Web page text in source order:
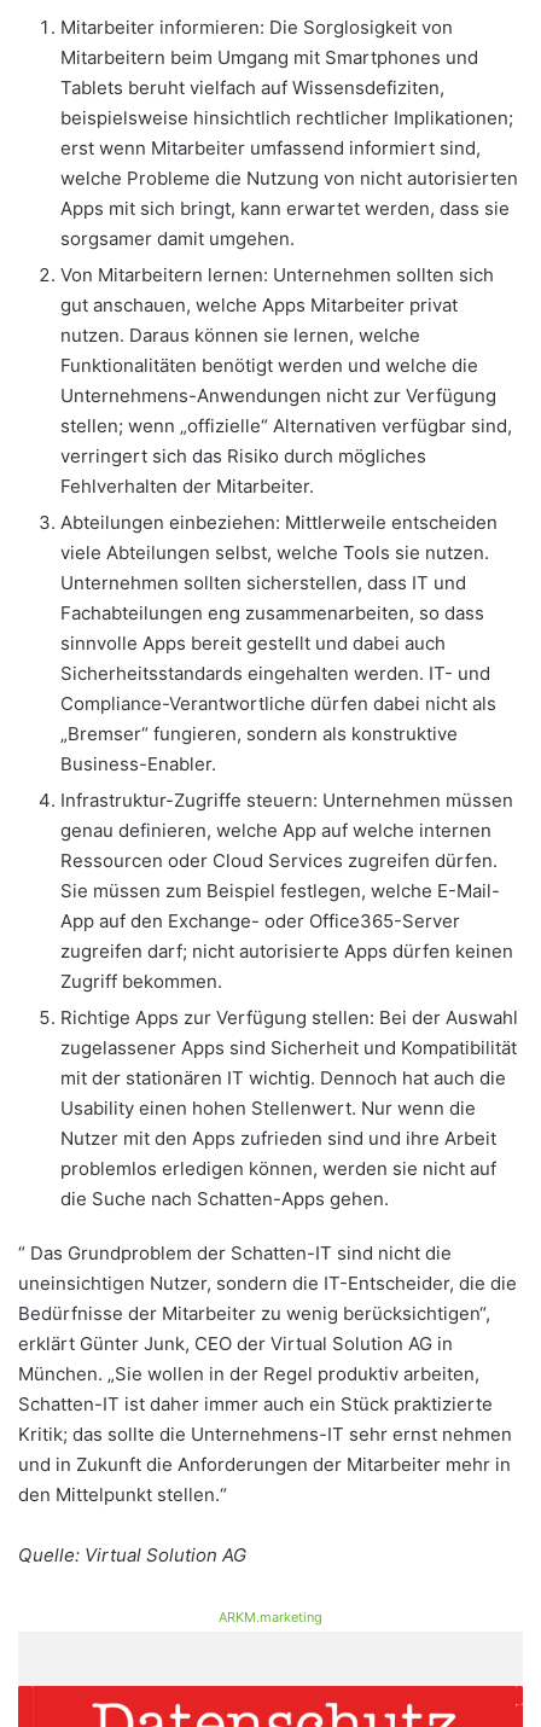
Mitarbeiter informieren: Die Sorglosigkeit von
Mitarbeitern beim Umgang mit Smartphones und
Tablets beruht vielfach auf Wissensdefiziten,
beispielsweise hinsichtlich rechtlicher Implikationen;
erst wenn Mitarbeiter umfassend informiert sind,
welche Probleme die Nutzung von nicht autorisierten
Apps mit sich bringt, kann erwartet werden, dass sie
sorgsamer damit umgehen.
Von Mitarbeitern lernen: Unternehmen sollten sich
gut anschauen, welche Apps Mitarbeiter privat
nutzen. Daraus können sie lernen, welche
Funktionalitäten benötigt werden und welche die
Unternehmens-Anwendungen nicht zur Verfügung
stellen; wenn „offizielle“ Alternativen verfügbar sind,
verringert sich das Risiko durch mögliches
Fehlverhalten der Mitarbeiter.
Abteilungen einbeziehen: Mittlerweile entscheiden
viele Abteilungen selbst, welche Tools sie nutzen.
Unternehmen sollten sicherstellen, dass IT und
Fachabteilungen eng zusammenarbeiten, so dass
sinnvolle Apps bereit gestellt und dabei auch
Sicherheitsstandards eingehalten werden. IT- und
Compliance-Verantwortliche dürfen dabei nicht als
„Bremser“ fungieren, sondern als konstruktive
Business-Enabler.
Infrastruktur-Zugriffe steuern: Unternehmen müssen
genau definieren, welche App auf welche internen
Ressourcen oder Cloud Services zugreifen dürfen.
Sie müssen zum Beispiel festlegen, welche E-Mail-
App auf den Exchange- oder Office365-Server
zugreifen darf; nicht autorisierte Apps dürfen keinen
Zugriff bekommen.
Richtige Apps zur Verfügung stellen: Bei der Auswahl
zugelassener Apps sind Sicherheit und Kompatibilität
mit der stationären IT wichtig. Dennoch hat auch die
Usability einen hohen Stellenwert. Nur wenn die
Nutzer mit den Apps zufrieden sind und ihre Arbeit
problemlos erledigen können, werden sie nicht auf
die Suche nach Schatten-Apps gehen.
“ Das Grundproblem der Schatten-IT sind nicht die
uneinsichtigen Nutzer, sondern die IT-Entscheider, die die
Bedürfnisse der Mitarbeiter zu wenig berücksichtigen“,
erklärt Günter Junk, CEO der Virtual Solution AG in
München. „Sie wollen in der Regel produktiv arbeiten,
Schatten-IT ist daher immer auch ein Stück praktizierte
Kritik; das sollte die Unternehmens-IT sehr ernst nehmen
und in Zukunft die Anforderungen der Mitarbeiter mehr in
den Mittelpunkt stellen.“
Quelle: Virtual Solution AG
ARKM.marketing